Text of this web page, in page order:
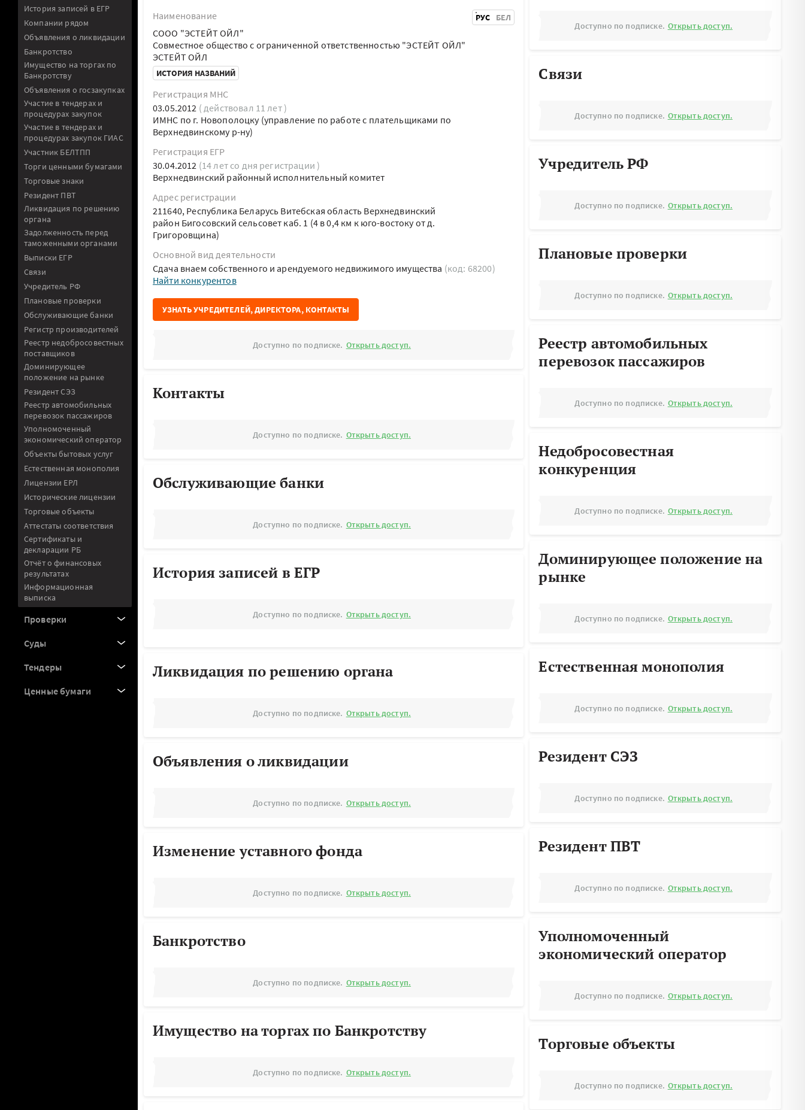
История записей в ЕГР
Компании рядом
Объявления о ликвидации
Банкротство
Имущество на торгах по
Банкротству
Объявления о госзакупках
Участие в тендерах и
процедурах закупок
Участие в тендерах и
процедурах закупок ГИАС
Участник БЕЛТПП
Торги ценными бумагами
Торговые знаки
Резидент ПВТ
Ликвидация по решению
органа
Задолженность перед
таможенными органами
Выписки ЕГР
Связи
Учредитель РФ
Плановые проверки
Обслуживающие банки
Регистр производителей
Реестр недобросовестных
поставщиков
Доминирующее
положение на рынке
Резидент СЭЗ
Реестр автомобильных
перевозок пассажиров
Уполномоченный
экономический оператор
Объекты бытовых услуг
Естественная монополия
Лицензии ЕРЛ
Исторические лицензии
Торговые объекты
Аттестаты соответствия
Сертификаты и
декларации РБ
Отчёт о финансовых
результатах
Информационная
выписка
Проверки
Суды
Тендеры
Ценные бумаги
Наименование
РУС БЕЛ
СООО "ЭСТЕЙТ ОЙЛ"
Совместное общество с ограниченной ответственностью "ЭСТЕЙТ ОЙЛ"
ЭСТЕЙТ ОЙЛ
ИСТОРИЯ НАЗВАНИЙ
Регистрация МНС
03.05.2012 ( действовал 11 лет )
ИМНС по г. Новополоцку (управление по работе с плательщиками по
Верхнедвинскому р-ну)
Регистрация ЕГР
30.04.2012 (14 лет со дня регистрации )
Верхнедвинский районный исполнительный комитет
Адрес регистрации
211640, Республика Беларусь Витебская область Верхнедвинский
район Бигосовский сельсовет каб. 1 (4 в 0,4 км к юго-востоку от д.
Григоровщина)
Основной вид деятельности
Сдача внаем собственного и арендуемого недвижимого имущества (код: 68200)
Найти конкурентов
УЗНАТЬ УЧРЕДИТЕЛЕЙ, ДИРЕКТОРА, КОНТАКТЫ
Доступно по подписке. Открыть доступ.
Контакты
Доступно по подписке. Открыть доступ.
Обслуживающие банки
Доступно по подписке. Открыть доступ.
История записей в ЕГР
Доступно по подписке. Открыть доступ.
Ликвидация по решению органа
Доступно по подписке. Открыть доступ.
Объявления о ликвидации
Доступно по подписке. Открыть доступ.
Изменение уставного фонда
Доступно по подписке. Открыть доступ.
Банкротство
Доступно по подписке. Открыть доступ.
Имущество на торгах по Банкротству
Доступно по подписке. Открыть доступ.
Доступно по подписке. Открыть доступ.
Связи
Доступно по подписке. Открыть доступ.
Учредитель РФ
Доступно по подписке. Открыть доступ.
Плановые проверки
Доступно по подписке. Открыть доступ.
Реестр автомобильных
перевозок пассажиров
Доступно по подписке. Открыть доступ.
Недобросовестная
конкуренция
Доступно по подписке. Открыть доступ.
Доминирующее положение на
рынке
Доступно по подписке. Открыть доступ.
Естественная монополия
Доступно по подписке. Открыть доступ.
Резидент СЭЗ
Доступно по подписке. Открыть доступ.
Резидент ПВТ
Доступно по подписке. Открыть доступ.
Уполномоченный
экономический оператор
Доступно по подписке. Открыть доступ.
Торговые объекты
Доступно по подписке. Открыть доступ.